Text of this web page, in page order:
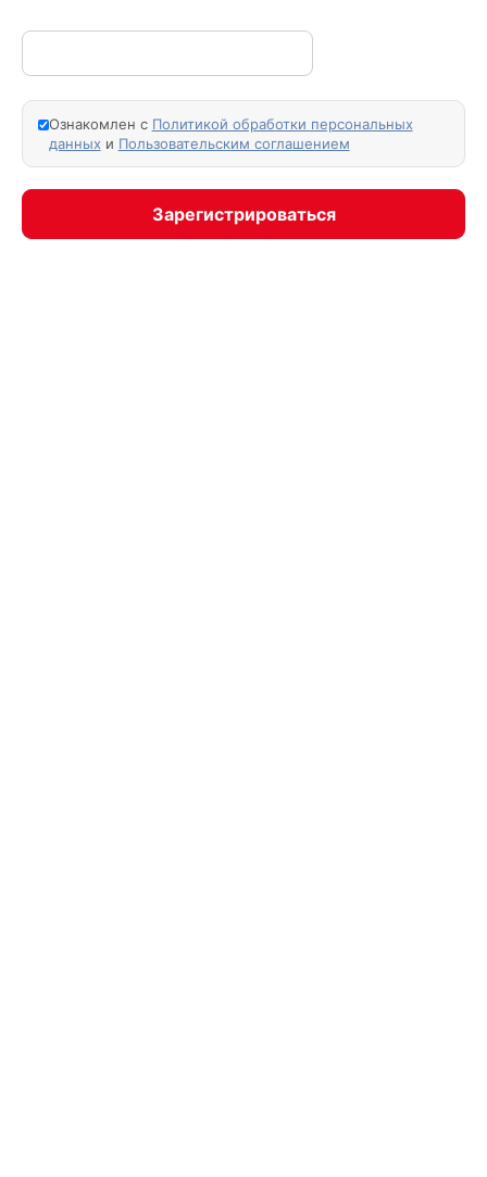
Ознакомлен с Политикой обработки персональных
данных и Пользовательским соглашением